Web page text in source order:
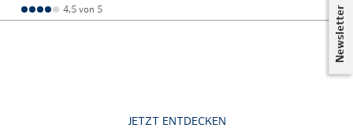
Newsletter
4,5 von 5
JETZT ENTDECKEN